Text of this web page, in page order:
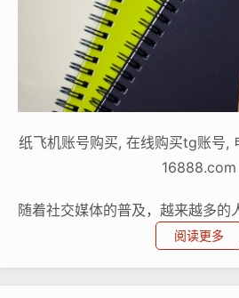
纸飞机账号购买, 在线购买tg账号,
16888.com
随着社交媒体的普及，越来越多的
购买推荐平台来推广自己的产品或
阅读更多